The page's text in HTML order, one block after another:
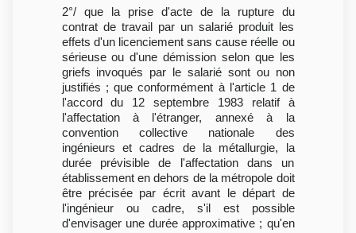
2°/ que la prise d'acte de la rupture du
contrat de travail par un salarié produit les
effets d'un licenciement sans cause réelle ou
sérieuse ou d'une démission selon que les
griefs invoqués par le salarié sont ou non
justifiés ; que conformément à l'article 1 de
l'accord du 12 septembre 1983 relatif à
l'affectation à l'étranger, annexé à la
convention collective nationale des
ingénieurs et cadres de la métallurgie, la
durée prévisible de l'affectation dans un
établissement en dehors de la métropole doit
être précisée par écrit avant le départ de
l'ingénieur ou cadre, s'il est possible
d'envisager une durée approximative ; qu'en